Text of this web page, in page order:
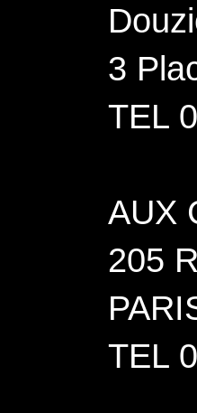
3
TEL
AUX
205
TEL